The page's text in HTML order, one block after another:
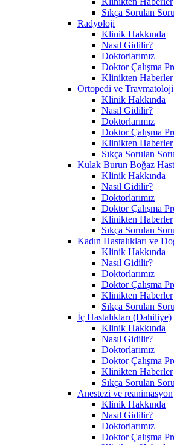
Sıkça Sorulan
Radyoloji
Klinik Hakkında
Nasıl Gidilir?
Doktorlarımız
Doktor Çalışma
Klinikten Haberler
Ortopedi ve Travmatoloji
Klinik Hakkında
Nasıl Gidilir?
Doktorlarımız
Doktor Çalışma
Klinikten Haberler
Sıkça Sorulan
Kulak Burun Boğaz
Klinik Hakkında
Nasıl Gidilir?
Doktorlarımız
Doktor Çalışma
Klinikten Haberler
Sıkça Sorulan
Kadın Hastalıkları ve
Klinik Hakkında
Nasıl Gidilir?
Doktorlarımız
Doktor Çalışma
Klinikten Haberler
Sıkça Sorulan
İç Hastalıkları (Dahiliye)
Klinik Hakkında
Nasıl Gidilir?
Doktorlarımız
Doktor Çalışma
Klinikten Haberler
Sıkça Sorulan
Anestezi ve reanimasyon
Klinik Hakkında
Nasıl Gidilir?
Doktorlarımız
Doktor Çalışma